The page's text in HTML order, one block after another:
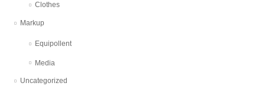
Clothes
Markup
Equipollent
Media
Uncategorized